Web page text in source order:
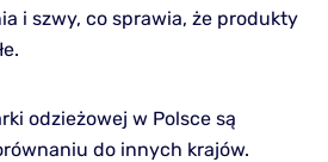
i szwy, co sprawia, że produkty
odzieżowej w Polsce są
do innych krajów.